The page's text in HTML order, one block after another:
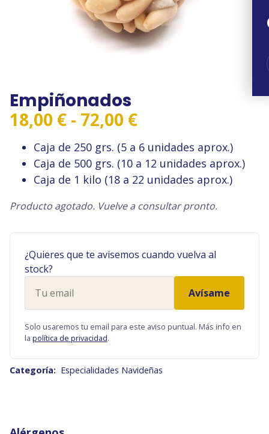
Empiñonados
18,00 € - 72,00 €Rango
precios:
desde
18,00 €
hasta
Caja de 250 grs. (5 a 6 unidades aprox.)
Caja de 500 grs. (10 a 12 unidades aprox.)
Caja de 1 kilo (18 a 22 unidades aprox.)
Producto agotado. Vuelve a consultar pronto.
¿Quieres que te avisemos cuando vuelva al
stock?
email
Avísame
Solo usaremos tu email para este aviso puntual. Más info en
la política de privacidad.
Categoría: Especialidades Navideñas